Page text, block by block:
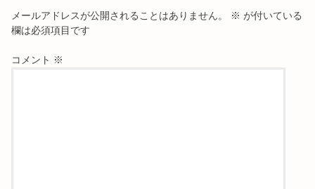
メールアドレスが公開されることはありません。 ※ が付いている
欄は必須項目です
コメント ※